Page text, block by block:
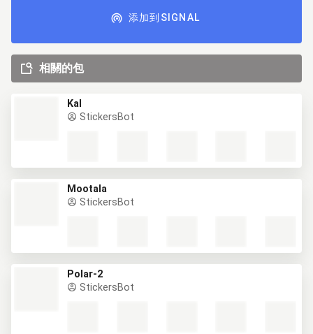
添加到SIGNAL
相關的包
Kal
StickersBot
Mootala
StickersBot
Polar-2
StickersBot